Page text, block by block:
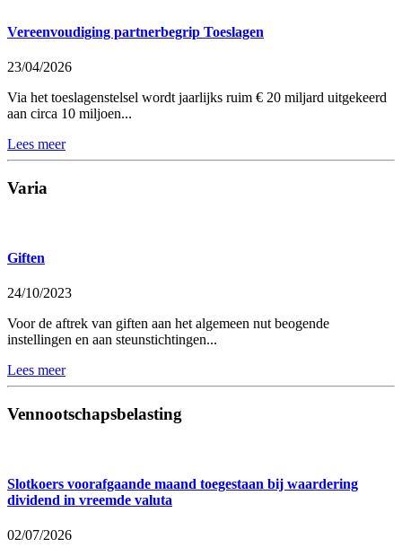
Vereenvoudiging partnerbegrip Toeslagen
23/04/2026
Via het toeslagenstelsel wordt jaarlijks ruim € 20 miljard uitgekeerd
aan circa 10 miljoen...
Lees meer
Varia
Giften
24/10/2023
Voor de aftrek van giften aan het algemeen nut beogende
instellingen en aan steunstichtingen...
Lees meer
Vennootschapsbelasting
Slotkoers voorafgaande maand toegestaan bij waardering
dividend in vreemde valuta
02/07/2026